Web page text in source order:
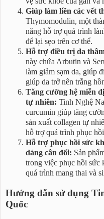
Giúp làm liền các vết
Thymomodulin, một
năng hỗ trợ quá trình
để lại sẹo trên cơ thể.
Hỗ trợ điều trị da
này chứa Arbutin và
làm giảm sạm da, giúp
giúp da trở nên trắng
Tăng cường hệ miễn
tự nhiên: Tinh Nghệ
curcumin giúp tăng
sản xuất collagen tự
hỗ trợ quá trình phục
Hỗ trợ phục hồi sức
dáng cân đối: Sản
trong việc phục hồi sức
quá trình mang thai và
Hướng dẫn sử dụng
Quốc